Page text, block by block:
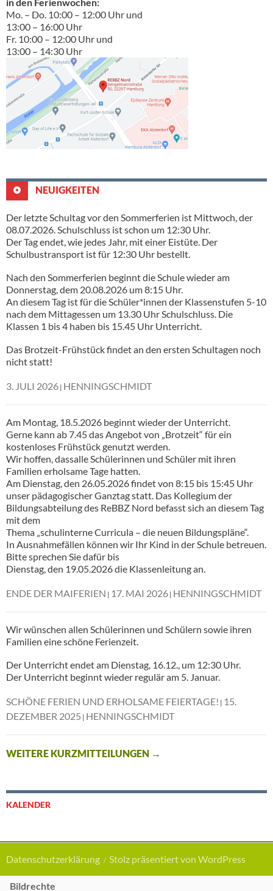
Mo. – Do. 10:00 – 12:00 Uhr und
13:00 – 16:00 Uhr
Fr. 10:00 – 12:00 Uhr und
13:00 – 14:30 Uhr
NEUIGKEITEN
Der letzte Schultag vor den Sommerferien ist Mittwoch, der
08.07.2026. Schulschluss ist schon um 12:30 Uhr.
Der Tag endet, wie jedes Jahr, mit einer Eistüte. Der
Schulbustransport ist für 12:30 Uhr bestellt.
Nach den Sommerferien beginnt die Schule wieder am
Donnerstag, dem 20.08.2026 um 8:15 Uhr.
An diesem Tag ist für die Schüler*innen der Klassenstufen 5-10
nach dem Mittagessen um 13.30 Uhr Schulschluss. Die
Klassen 1 bis 4 haben bis 15.45 Uhr Unterricht.
Das Brotzeit-Frühstück findet an den ersten Schultagen noch
nicht statt!
3. JULI 2026 HENNINGSCHMIDT
Am Montag, 18.5.2026 beginnt wieder der Unterricht.
Gerne kann ab 7.45 das Angebot von „Brotzeit“ für ein
kostenloses Frühstück genutzt werden.
Wir hoffen, dassalle Schülerinnen und Schüler mit ihren
Familien erholsame Tage hatten.
Am Dienstag, den 26.05.2026 findet von 8:15 bis 15:45 Uhr
unser pädagogischer Ganztag statt. Das Kollegium der
Bildungsabteilung des ReBBZ Nord befasst sich an diesem Tag
mit dem
Thema „schulinterne Curricula – die neuen Bildungspläne“.
In Ausnahmefällen können wir Ihr Kind in der Schule betreuen.
Bitte sprechen Sie dafür bis
Dienstag, den 19.05.2026 die Klassenleitung an.
ENDE DER MAIFERIEN 17. MAI 2026 HENNINGSCHMIDT
Wir wünschen allen Schülerinnen und Schülern sowie ihren
Familien eine schöne Ferienzeit.
Der Unterricht endet am Dienstag, 16.12., um 12:30 Uhr.
Der Unterricht beginnt wieder regulär am 5. Januar.
SCHÖNE FERIEN UND ERHOLSAME FEIERTAGE! 15.
DEZEMBER 2025 HENNINGSCHMIDT
WEITERE KURZMITTEILUNGEN →
KALENDER
Datenschutzerklärung Stolz präsentiert von WordPress
Bildrechte